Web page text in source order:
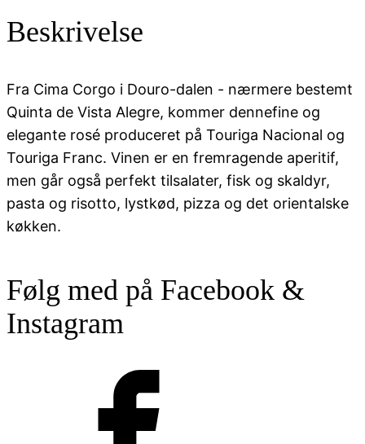
antal
Beskrivelse
Fra Cima Corgo i Douro-dalen - nærmere bestemt
Quinta de Vista Alegre, kommer dennefine og
elegante rosé produceret på Touriga Nacional og
Touriga Franc. Vinen er en fremragende aperitif,
men går også perfekt tilsalater, fisk og skaldyr,
pasta og risotto, lystkød, pizza og det orientalske
køkken.
Følg med på Facebook &
Instagram